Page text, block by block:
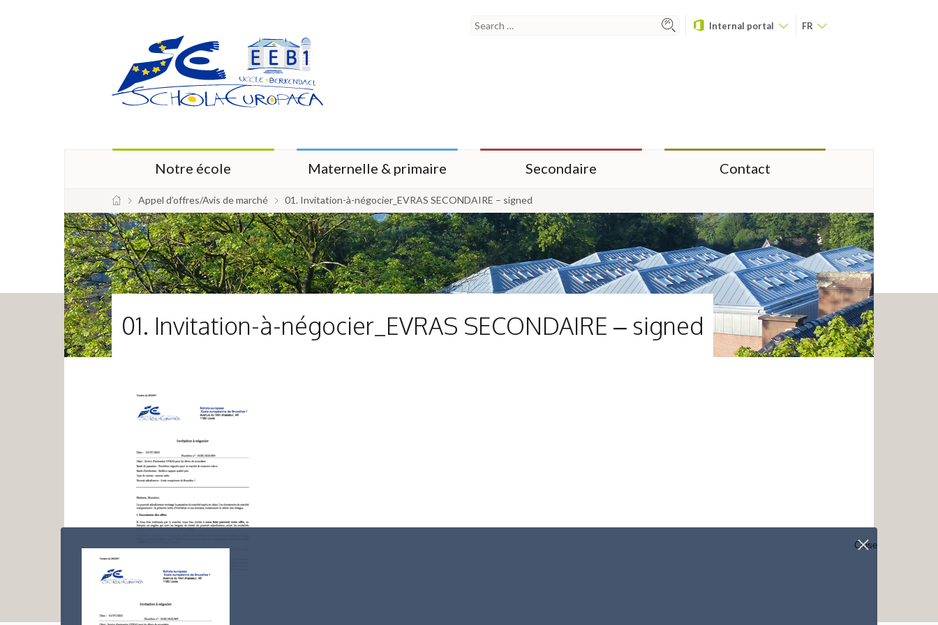
Internal portal FR
Notre école Maternelle & primaire Secondaire Contact
Appel d’offres/Avis de marché 01. Invitation-à-négocier_EVRAS SECONDAIRE – signed
01. Invitation-à-négocier_EVRAS SECONDAIRE – signed
Close